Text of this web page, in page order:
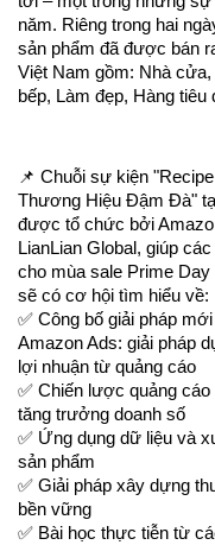
năm. Riêng trong hai
sản phẩm đã được bán
Việt Nam gồm: Nhà
bếp, Làm đẹp, Hàng tiêu
📌 Chuỗi sự kiện
Thương Hiệu Đậm Đà"
được tổ chức bởi
LianLian Global, giúp
cho mùa sale Prime
sẽ có cơ hội tìm hiểu về:
✅ Công bố giải pháp
Amazon Ads: giải pháp
lợi nhuận từ quảng cáo
✅ Chiến lược quảng
tăng trưởng doanh số
✅ Ứng dụng dữ liệu và
sản phẩm
✅ Giải pháp xây dựng
bền vững
✅ Bài học thực tiễn từ